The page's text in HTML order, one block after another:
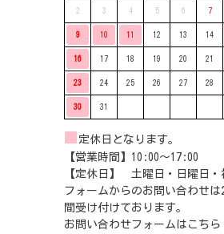
2 3 4 5 6 7
9 10 11 12 13 14
16 17 18 19 20 21
23 24 25 26 27 28
30 31
定休日となります。
【営業時間】10:00〜17:00
【定休日】 土曜日・日曜日・
フォームからのお問い合わせは
間受け付けております。
お問い合わせフォームは こちら